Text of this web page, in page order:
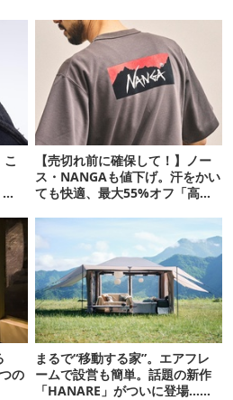
こ
【売切れ前に確保して！】ノー
ス・NANGAも値下げ。汗をかい
ても快適、最大55%オフ「高機
の
まるで“移動する家”。エアフレ
ームで設営も簡単。話題の新作
「HANARE」がついに登場…！